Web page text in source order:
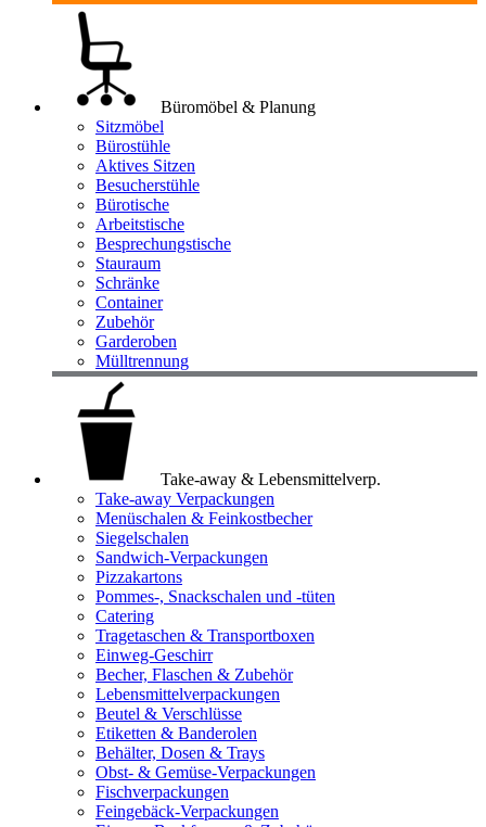
Büromöbel & Planung
Sitzmöbel
Bürostühle
Aktives Sitzen
Besucherstühle
Bürotische
Arbeitstische
Besprechungstische
Stauraum
Schränke
Container
Zubehör
Garderoben
Mülltrennung
Take-away & Lebensmittelverp.
Take-away Verpackungen
Menüschalen & Feinkostbecher
Siegelschalen
Sandwich-Verpackungen
Pizzakartons
Pommes-, Snackschalen und -tüten
Catering
Tragetaschen & Transportboxen
Einweg-Geschirr
Becher, Flaschen & Zubehör
Lebensmittelverpackungen
Beutel & Verschlüsse
Etiketten & Banderolen
Behälter, Dosen & Trays
Obst- & Gemüse-Verpackungen
Fischverpackungen
Feingebäck-Verpackungen